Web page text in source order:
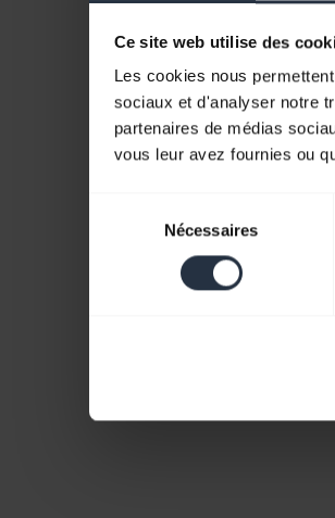
Ce site web utilise des
Les cookies nous
sociaux et d'analyser notre
partenaires de médias
vous leur avez fournies ou
consentement
Nécessaires